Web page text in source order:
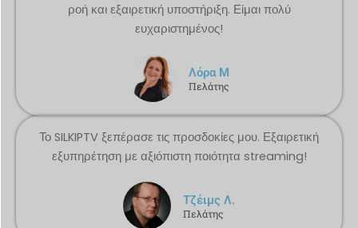
ροή και εξαιρετική υποστήριξη. Είμαι πολύ
ευχαριστημένος!
Λόρα Μ
Πελάτης
Το SILKIPTV ξεπέρασε τις προσδοκίες μου. Εξαιρετική
εξυπηρέτηση με αξιόπιστη ποιότητα streaming!
Τζέιμς Λ.
Πελάτης